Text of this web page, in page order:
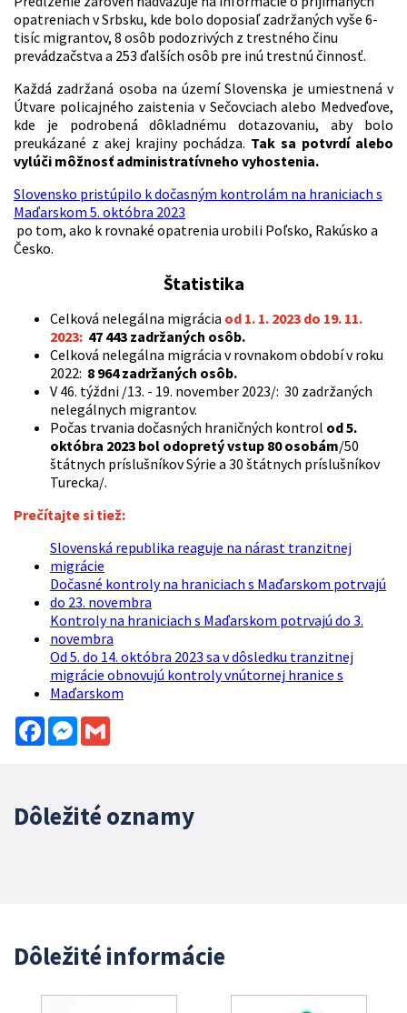
opatreniach v Srbsku, kde bolo doposiaľ zadržaných vyše 6-
tisíc migrantov, 8 osôb podozrivých z trestného činu
prevádzačstva a 253 ďalších osôb pre inú trestnú činnosť.
Každá zadržaná osoba na území Slovenska je umiestnená v
Útvare policajného zaistenia v Sečovciach alebo Medveďove,
kde je podrobená dôkladnému dotazovaniu, aby bolo
preukázané z akej krajiny pochádza. Tak sa potvrdí alebo
vylúči môžnosť administratívneho vyhostenia.
Slovensko pristúpilo k dočasným kontrolám na hraniciach s
Maďarskom 5. októbra 2023
po tom, ako k rovnaké opatrenia urobili Poľsko, Rakúsko a
Česko.
Štatistika
Celková nelegálna migrácia od 1. 1. 2023 do 19. 11.
2023: 47 443 zadržaných osôb.
Celková nelegálna migrácia v rovnakom období v roku
2022: 8 964 zadržaných osôb.
V 46. týždni /13. - 19. november 2023/: 30 zadržaných
nelegálnych migrantov.
Počas trvania dočasných hraničných kontrol od 5.
októbra 2023 bol odopretý vstup 80 osobám/50
štátnych príslušníkov Sýrie a 30 štátnych príslušníkov
Turecka/.
Prečítajte si tiež:
Slovenská republika reaguje na nárast tranzitnej
migrácie
Dočasné kontroly na hraniciach s Maďarskom potrvajú
do 23. novembra
Kontroly na hraniciach s Maďarskom potrvajú do 3.
novembra
Od 5. do 14. októbra 2023 sa v dôsledku tranzitnej
migrácie obnovujú kontroly vnútornej hranice s
Maďarskom
FacebookMessenger
Dôležité oznamy
Dôležité informácie